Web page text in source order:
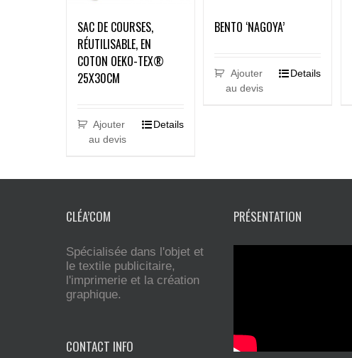
SAC DE COURSES,
RÉUTILISABLE, EN
COTON OEKO-TEX®
25X30CM
Ajouter
au devis
Details
BENTO ‘NAGOYA’
Ajouter
au devis
Details
CLÉA’COM
Spécialisée dans l'objet et
le textile publicitaire,
l'imprimerie et la création
graphique.
CONTACT INFO
PRÉSENTATION